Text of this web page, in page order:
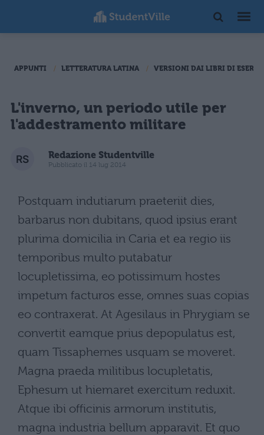
APPUNTI LETTERATURA LATINA VERSIONI DAI LIBRI DI
L'inverno, un periodo utile per
l'addestramento militare
Redazione Studentville
Pubblicato il 14 lug 2014
Postquam indutiarum praeteriit dies,
barbarus non dubitans, quod ipsius erant
plurima domicilia in Caria et ea regio iis
temporibus multo putabatur
locupletissima, eo potissimum hostes
impetum facturos esse, omnes suas copias
eo contraxerat. At Agesilaus in Phrygiam se
convertit eamque prius depopulatus est,
quam Tissaphernes usquam se moveret.
Magna praeda militibus locupletatis,
Ephesum ut hiemaret exercitum reduxit.
Atque ibi officinis armorum institutis,
magna industria bellum apparavit. Et quo